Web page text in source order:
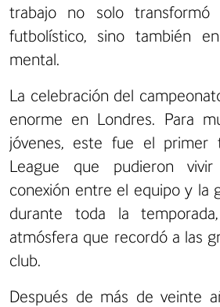
trabajo no solo
futbolístico, sino también
mental.
La celebración del
enorme en Londres. Para
jóvenes, este fue el primer
League que pudieron
conexión entre el equipo y la
durante toda la
atmósfera que recordó a las
club.
Después de más de veinte